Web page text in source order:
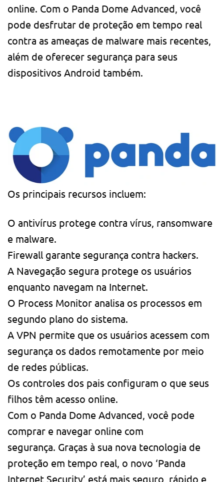
online. Com o Panda Dome Advanced, você
pode desfrutar de proteção em tempo real
contra as ameaças de malware mais recentes,
além de oferecer segurança para seus
dispositivos Android também.
Os principais recursos incluem:
O antivírus protege contra vírus, ransomware
e malware.
Firewall garante segurança contra hackers.
A Navegação segura protege os usuários
enquanto navegam na Internet.
O Process Monitor analisa os processos em
segundo plano do sistema.
A VPN permite que os usuários acessem com
segurança os dados remotamente por meio
de redes públicas.
Os controles dos pais configuram o que seus
filhos têm acesso online.
Com o Panda Dome Advanced, você pode
comprar e navegar online com
segurança. Graças à sua nova tecnologia de
proteção em tempo real, o novo ‘Panda
Internet Security’ está mais seguro, rápido e